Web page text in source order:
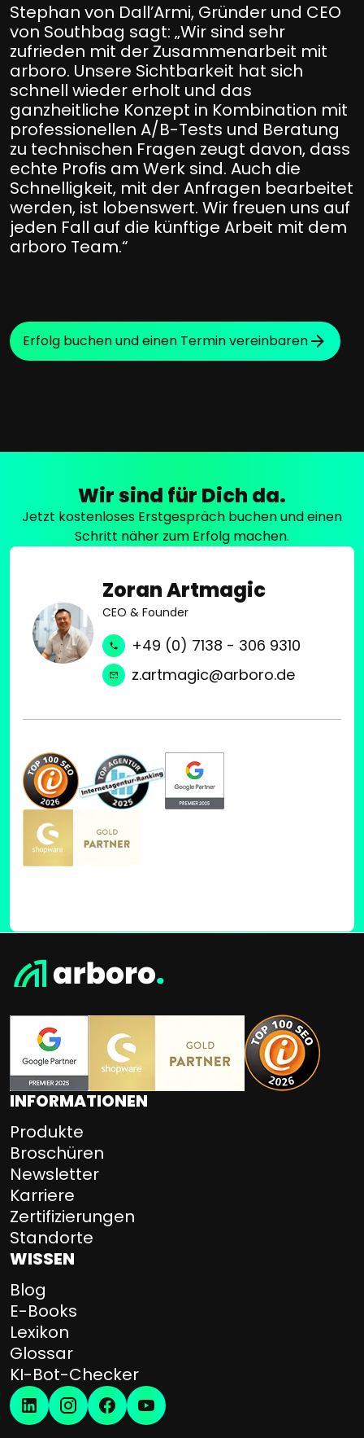
Stephan von Dall’Armi, Gründer und CEO
von Southbag sagt: „Wir sind sehr
zufrieden mit der Zusammenarbeit mit
arboro. Unsere Sichtbarkeit hat sich
schnell wieder erholt und das
ganzheitliche Konzept in Kombination mit
professionellen A/B-Tests und Beratung
zu technischen Fragen zeugt davon, dass
echte Profis am Werk sind. Auch die
Schnelligkeit, mit der Anfragen bearbeitet
werden, ist lobenswert. Wir freuen uns auf
jeden Fall auf die künftige Arbeit mit dem
arboro Team.“
Erfolg buchen und einen Termin vereinbaren
Wir sind für Dich da.
Jetzt kostenloses Erstgespräch buchen und einen
Schritt näher zum Erfolg machen.
Zoran Artmagic
CEO & Founder
+49 (0) 7138 - 306 9310
z.artmagic@arboro.de
INFORMATIONEN
Produkte
Broschüren
Newsletter
Karriere
Zertifizierungen
Standorte
WISSEN
Blog
E-Books
Lexikon
Glossar
KI-Bot-Checker